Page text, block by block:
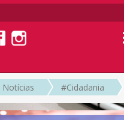
Notícias #Cidadania